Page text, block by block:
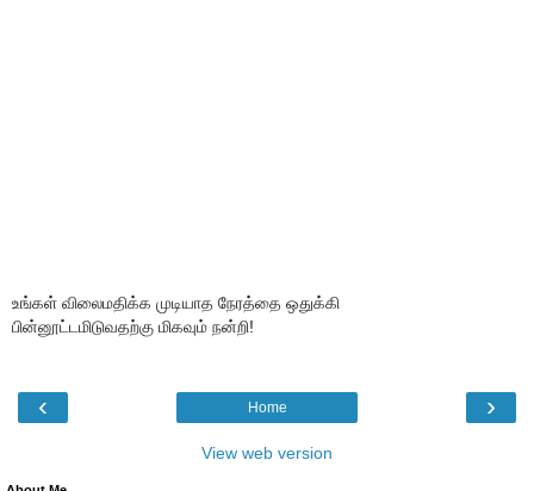
உங்கள் விலைமதிக்க முடியாத நேரத்தை ஒதுக்கி
பின்னூட்டமிடுவதற்கு மிகவும் நன்றி!
‹ ›
Home
View web version